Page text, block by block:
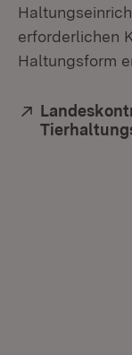
erforderlichen
Haltungsform
Extern: